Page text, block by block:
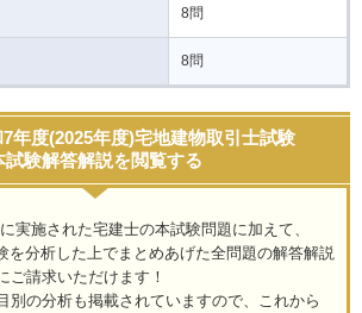
8問
8問
7年度(2025年度)宅地建物取引士試験
試験解答解説を閲覧する
実施された宅建士の本試験問題に加えて、
を分析した上でまとめあげた全問題の解答解説
ご請求いただけます！
別の分析も掲載されていますので、これから